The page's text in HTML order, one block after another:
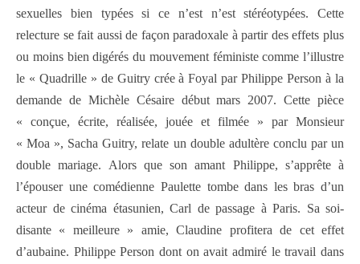
sexuelles bien typées si ce n’est n’est stéréotypées. Cette
relecture se fait aussi de façon paradoxale à partir des effets plus
ou moins bien digérés du mouvement féministe comme l’illustre
le « Quadrille » de Guitry crée à Foyal par Philippe Person à la
demande de Michèle Césaire début mars 2007. Cette pièce
« conçue, écrite, réalisée, jouée et filmée » par Monsieur
« Moa », Sacha Guitry, relate un double adultère conclu par un
double mariage. Alors que son amant Philippe, s’apprête à
l’épouser une comédienne Paulette tombe dans les bras d’un
acteur de cinéma étasunien, Carl de passage à Paris. Sa soi-
disante « meilleure » amie, Claudine profitera de cet effet
d’aubaine. Philippe Person dont on avait admiré le travail dans